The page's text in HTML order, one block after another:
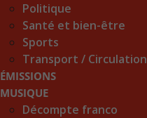
Politique
Santé et bien-être
Sports
Transport / Circulation
ÉMISSIONS
MUSIQUE
Décompte franco